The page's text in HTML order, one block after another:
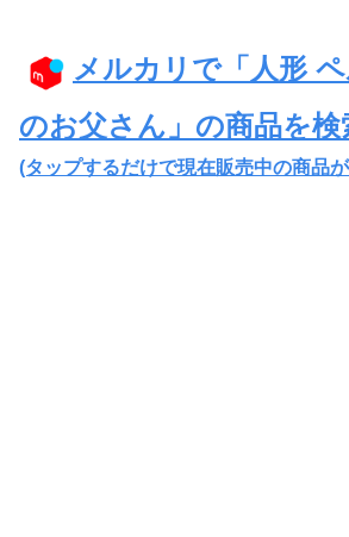
メルカリで「人形
のお父さん」の商品を検
(タップするだけで現在販売中の商品